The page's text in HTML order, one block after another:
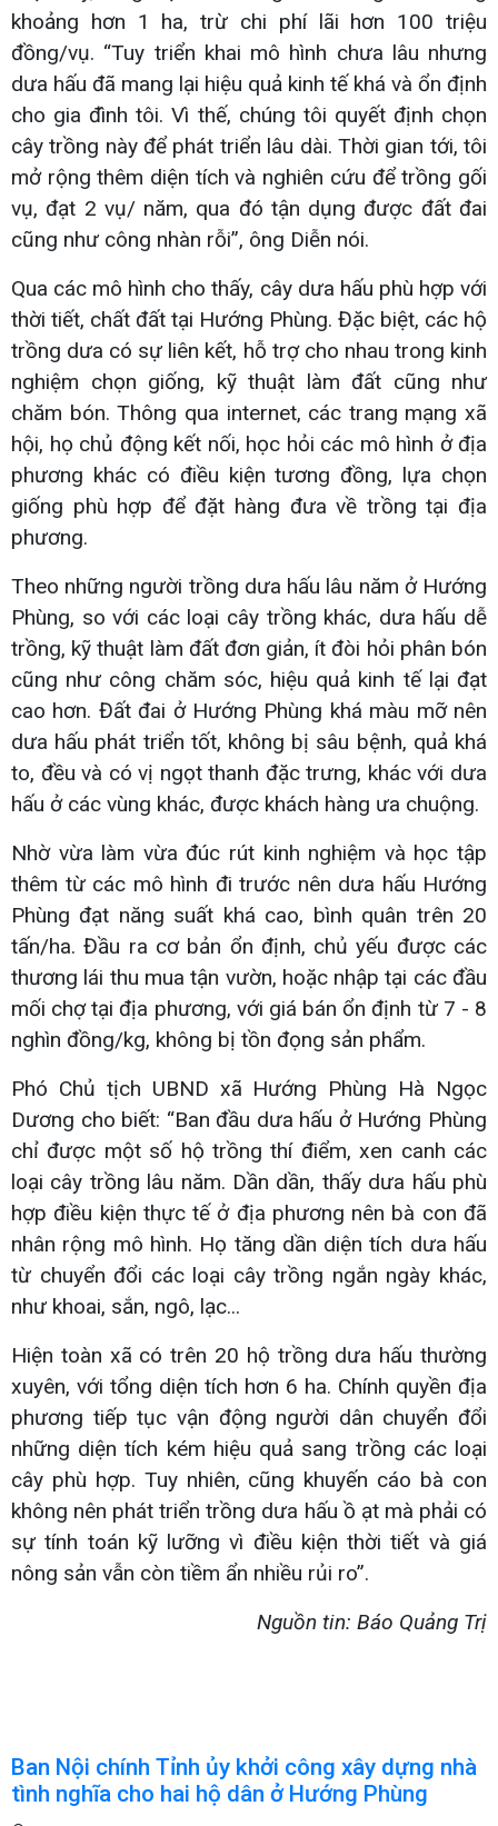
khoảng hơn 1 ha, trừ chi phí lãi hơn 100 triệu
đồng/vụ. “Tuy triển khai mô hình chưa lâu nhưng
dưa hấu đã mang lại hiệu quả kinh tế khá và ổn định
cho gia đình tôi. Vì thế, chúng tôi quyết định chọn
cây trồng này để phát triển lâu dài. Thời gian tới, tôi
mở rộng thêm diện tích và nghiên cứu để trồng gối
vụ, đạt 2 vụ/ năm, qua đó tận dụng được đất đai
cũng như công nhàn rỗi”, ông Diễn nói.
Qua các mô hình cho thấy, cây dưa hấu phù hợp với
thời tiết, chất đất tại Hướng Phùng. Đặc biệt, các hộ
trồng dưa có sự liên kết, hỗ trợ cho nhau trong kinh
nghiệm chọn giống, kỹ thuật làm đất cũng như
chăm bón. Thông qua internet, các trang mạng xã
hội, họ chủ động kết nối, học hỏi các mô hình ở địa
phương khác có điều kiện tương đồng, lựa chọn
giống phù hợp để đặt hàng đưa về trồng tại địa
phương.
Theo những người trồng dưa hấu lâu năm ở Hướng
Phùng, so với các loại cây trồng khác, dưa hấu dễ
trồng, kỹ thuật làm đất đơn giản, ít đòi hỏi phân bón
cũng như công chăm sóc, hiệu quả kinh tế lại đạt
cao hơn. Đất đai ở Hướng Phùng khá màu mỡ nên
dưa hấu phát triển tốt, không bị sâu bệnh, quả khá
to, đều và có vị ngọt thanh đặc trưng, khác với dưa
hấu ở các vùng khác, được khách hàng ưa chuộng.
Nhờ vừa làm vừa đúc rút kinh nghiệm và học tập
thêm từ các mô hình đi trước nên dưa hấu Hướng
Phùng đạt năng suất khá cao, bình quân trên 20
tấn/ha. Đầu ra cơ bản ổn định, chủ yếu được các
thương lái thu mua tận vườn, hoặc nhập tại các đầu
mối chợ tại địa phương, với giá bán ổn định từ 7 - 8
nghìn đồng/kg, không bị tồn đọng sản phẩm.
Phó Chủ tịch UBND xã Hướng Phùng Hà Ngọc
Dương cho biết: “Ban đầu dưa hấu ở Hướng Phùng
chỉ được một số hộ trồng thí điểm, xen canh các
loại cây trồng lâu năm. Dần dần, thấy dưa hấu phù
hợp điều kiện thực tế ở địa phương nên bà con đã
nhân rộng mô hình. Họ tăng dần diện tích dưa hấu
từ chuyển đổi các loại cây trồng ngắn ngày khác,
như khoai, sắn, ngô, lạc...
Hiện toàn xã có trên 20 hộ trồng dưa hấu thường
xuyên, với tổng diện tích hơn 6 ha. Chính quyền địa
phương tiếp tục vận động người dân chuyển đổi
những diện tích kém hiệu quả sang trồng các loại
cây phù hợp. Tuy nhiên, cũng khuyến cáo bà con
không nên phát triển trồng dưa hấu ồ ạt mà phải có
sự tính toán kỹ lưỡng vì điều kiện thời tiết và giá
nông sản vẫn còn tiềm ẩn nhiều rủi ro”.
Nguồn tin: Báo Quảng Trị
Ban Nội chính Tỉnh ủy khởi công xây dựng nhà
tình nghĩa cho hai hộ dân ở Hướng Phùng